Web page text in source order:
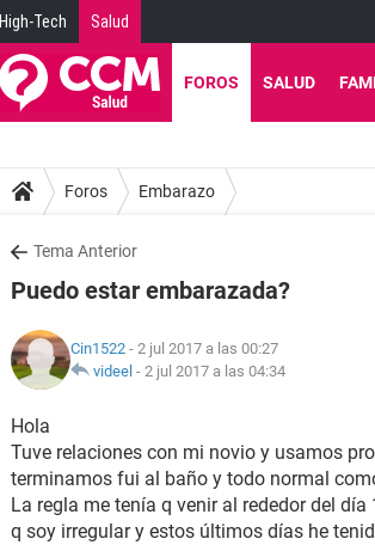
High-Tech Salud
FOROS SALUD
Foros Embarazo
Tema Anterior
Puedo estar embarazada?
Cin1522 - 2 jul 2017 a las 00:27
videel - 2 jul 2017 a las 04:34
Hola
Tuve relaciones con mi novio y usamos
terminamos fui al baño y todo normal
La regla me tenía q venir al rededor del
q soy irregular y estos últimos días he